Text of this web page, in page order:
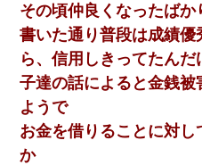
その頃仲良くなったば
書いた通り普段は成績
ら、信用しきってたん
子達の話によると金銭
ようで
お金を借りることに対
か